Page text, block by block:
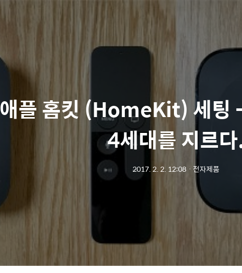
애플 홈킷 (HomeKit) 세팅
4세대를 지르
2017. 2. 2. 12:08 ㆍ 전자제품